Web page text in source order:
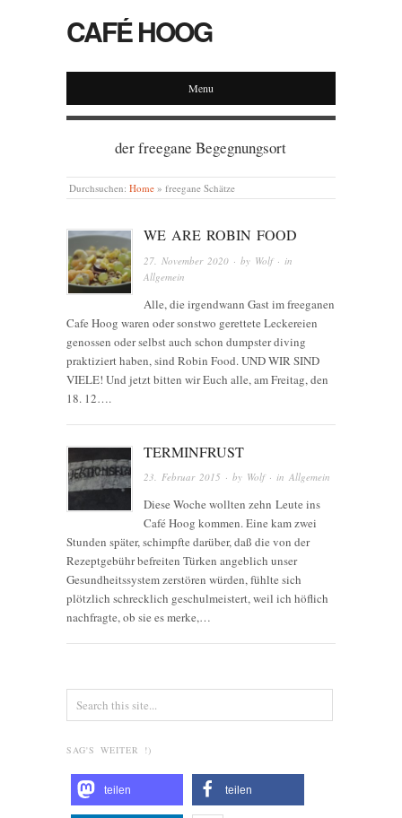
CAFÉ HOOG
Menu
der freegane Begegnungsort
Durchsuchen: Home » freegane Schätze
WE ARE ROBIN FOOD
27. November 2020 · by Wolf· in
Allgemein
Alle, die irgendwann Gast im freeganen
Cafe Hoog waren oder sonstwo gerettete Leckereien
genossen oder selbst auch schon dumpster diving
praktiziert haben, sind Robin Food. UND WIR SIND
VIELE! Und jetzt bitten wir Euch alle, am Freitag, den
18. 12….
TERMINFRUST
23. Februar 2015 · by Wolf· inAllgemein
Diese Woche wollten zehn Leute ins
Café Hoog kommen. Eine kam zwei
Stunden später, schimpfte darüber, daß die von der
Rezeptgebühr befreiten Türken angeblich unser
Gesundheitssystem zerstören würden, fühlte sich
plötzlich schrecklich geschulmeistert, weil ich höflich
nachfragte, ob sie es merke,…
SAG'S WEITER !)
teilen teilen